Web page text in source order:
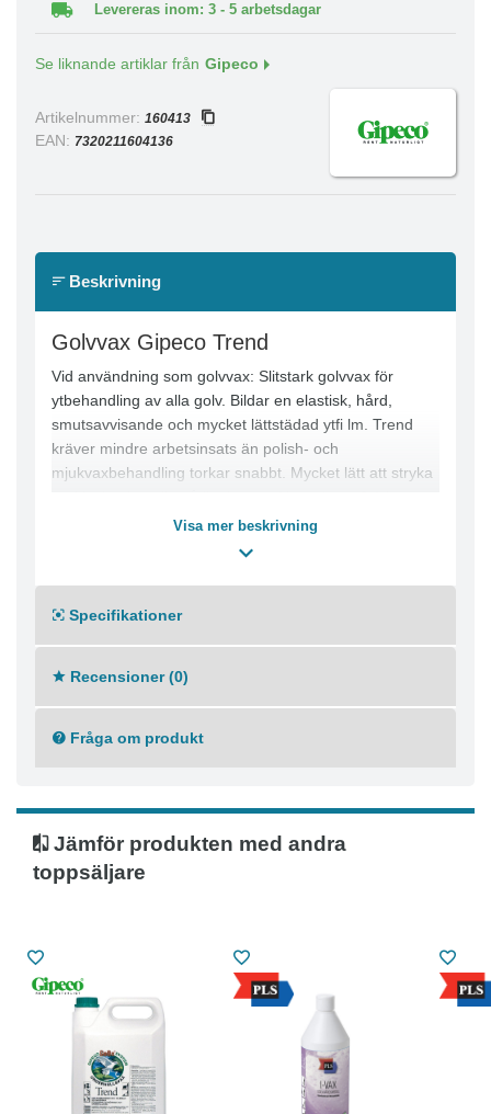
Levereras inom: 3 - 5 arbetsdagar
Se liknande artiklar från Gipeco
Artikelnummer: 160413
EAN: 7320211604136
Beskrivning
Golvvax Gipeco Trend
Vid användning som golvvax: Slitstark golvvax för
ytbehandling av alla golv. Bildar en elastisk, hård,
smutsavvisande och mycket lättstädad ytfi lm. Trend
kräver mindre arbetsinsats än polish- och
mjukvaxbehandling torkar snabbt. Mycket lätt att stryka
koncentrat. Vid användning som golvunderhållsvax:
För regelmässig fuktrengöring och underhåll av golv
Visa mer beskrivning
Specifikationer
Recensioner (0)
Fråga om produkt
Jämför produkten med andra
toppsäljare